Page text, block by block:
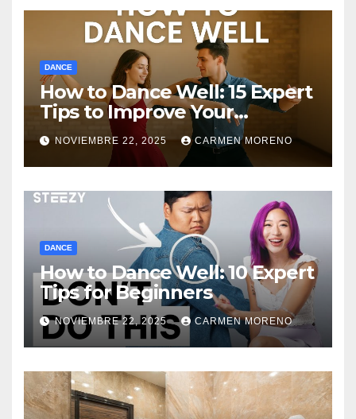
DANCE
How to Dance Well: 15 Expert
Tips to Improve Your
Dancing Skills Fast
NOVIEMBRE 22, 2025 CARMEN MORENO
DANCE
How to Dance Well: 10 Expert
Tips for Beginners
NOVIEMBRE 22, 2025 CARMEN MORENO